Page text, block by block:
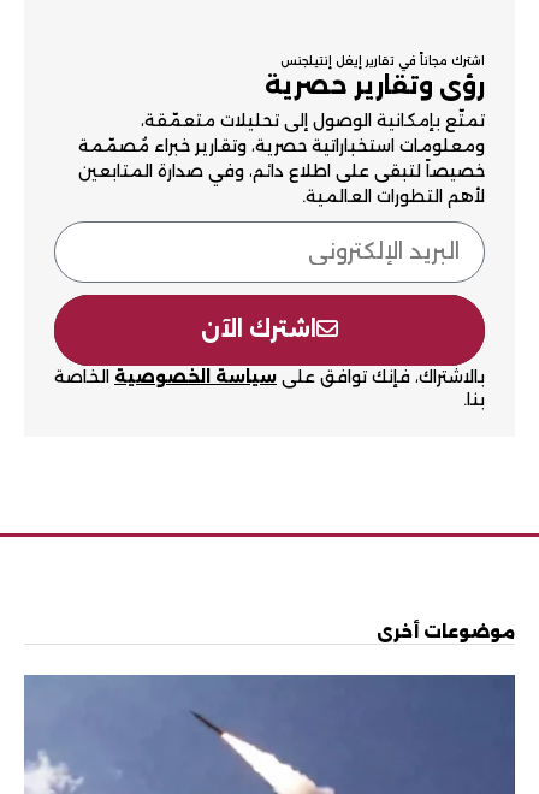
اشترك مجاناً في تقارير إيغل إنتيلجنس
رؤى وتقارير حصرية
تمتّع بإمكانية الوصول إلى تحليلات متعمّقة،
ومعلومات استخباراتية حصرية، وتقارير خبراء مُصمّمة
خصيصاً لتبقى على اطلاع دائم، وفي صدارة المتابعين
لأهم التطورات العالمية.
اشترك الآن
بالاشتراك، فإنك توافق على سياسة الخصوصية الخاصة
بنا.
موضوعات أخرى